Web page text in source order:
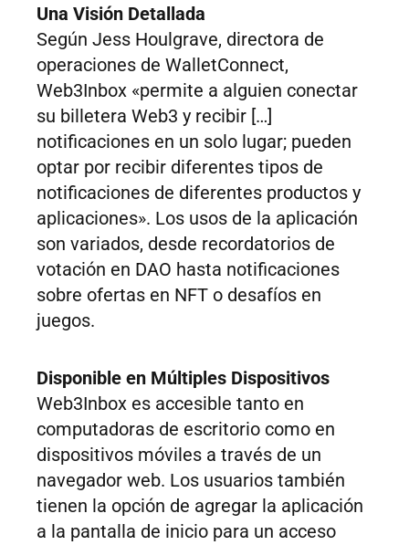
Una Visión Detallada
Según Jess Houlgrave, directora de
operaciones de WalletConnect,
Web3Inbox «permite a alguien conectar
su billetera Web3 y recibir […]
notificaciones en un solo lugar; pueden
optar por recibir diferentes tipos de
notificaciones de diferentes productos y
aplicaciones». Los usos de la aplicación
son variados, desde recordatorios de
votación en DAO hasta notificaciones
sobre ofertas en NFT o desafíos en
juegos.
Disponible en Múltiples Dispositivos
Web3Inbox es accesible tanto en
computadoras de escritorio como en
dispositivos móviles a través de un
navegador web. Los usuarios también
tienen la opción de agregar la aplicación
a la pantalla de inicio para un acceso